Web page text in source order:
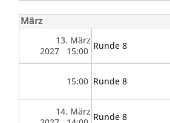
März
13. März
2027 15:00 Runde 8
15:00 Runde 8
14. März Runde 8